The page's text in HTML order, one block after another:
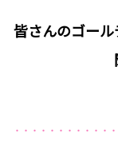
皆さんのゴー
・・・・・・・・・・・